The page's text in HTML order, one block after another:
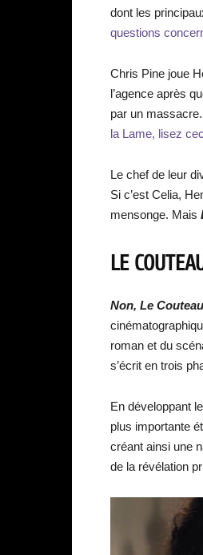
dont les
questions
Chris Pine joue
l’agence après
par un
la Lame, lisez
Le chef de leur
Si c’est Celia,
mensonge. Mais
LE
Non, Le
roman et du
s’écrit en trois
En développant
plus importante
créant ainsi une
de la révélation